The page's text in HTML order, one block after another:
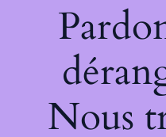
Nous